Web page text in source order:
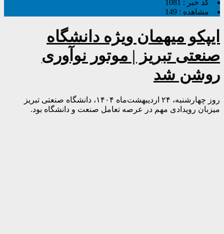
کد خبر : 1081
مشاهده : 149
ایپکو میهمان ویژه دانشگاه
صنعتی تبریز | موتور نوآوری
روشن شد
روز چهارشنبه، ۲۴ اردیبهشت‌ماه ۱۴۰۴، دانشگاه صنعتی تبریز
میزبان رویدادی مهم در عرصه تعامل صنعت و دانشگاه بود.